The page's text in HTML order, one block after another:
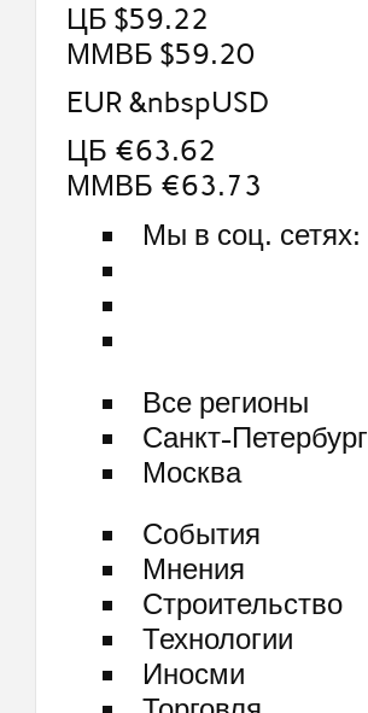
ЦБ $59.22
ММВБ $59.20
EUR &nbspUSD
ЦБ €63.62
ММВБ €63.73
Мы в соц. сетях:
Все регионы
Санкт-Петербург
Москва
События
Мнения
Строительство
Технологии
Иносми